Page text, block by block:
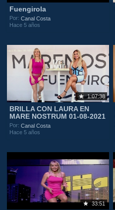
Fuengirola
Por:Canal Costa
Hace 5 años
1:07:38
BRILLA CON LAURA EN
MARE NOSTRUM 01-08-2021
Por:Canal Costa
Hace 5 años
33:51